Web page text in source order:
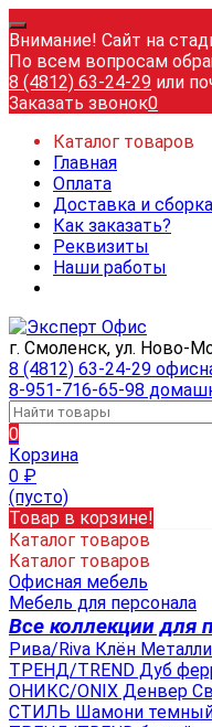
Внимание! Сайт на
По всем вопросам
8 (4812) 63-24-29 или
Заказать звонок0
Каталог товаров
Главная
Оплата
Доставка и сборка
Как заказать?
Реквизиты
Наши работы
г. Смоленск, ул. Ново-
8 (4812) 63-24-29
8-951-716-65-98
0
Корзина
0 ₽
(пусто)
Товар в корзине!
Каталог товаров
Каталог товаров
Офисная мебель
Мебель для персонала
Все коллекции для
Рива/Riva Клён
ТРЕНД/TREND Дуб
ОНИКС/ONIX Денвер
СТИЛЬ Шамони